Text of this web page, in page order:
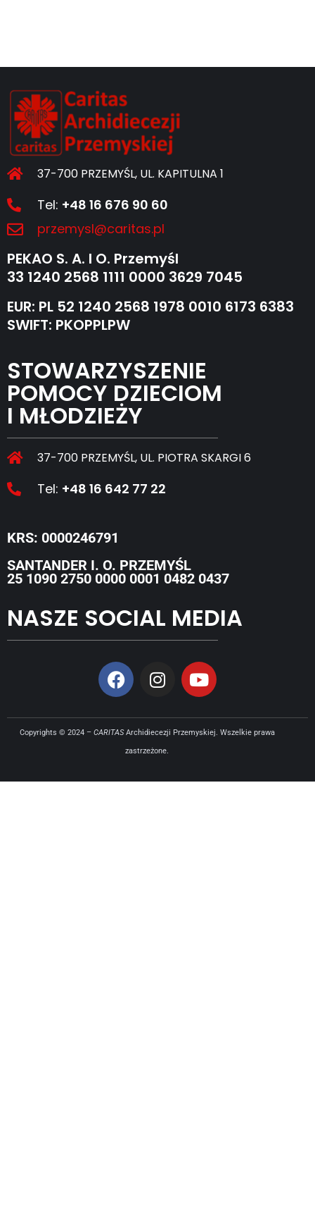
37-700 PRZEMYŚL, UL. KAPITULNA 1
Tel: +48 16 676 90 60
przemysl@caritas.pl
PEKAO S. A. I O. Przemyśl
33 1240 2568 1111 0000 3629 7045
EUR: PL 52 1240 2568 1978 0010 6173 6383
SWIFT: PKOPPLPW
STOWARZYSZENIE
POMOCY DZIECIOM
I MŁODZIEŻY
37-700 PRZEMYŚL, UL. PIOTRA SKARGI 6
Tel: +48 16 642 77 22
KRS: 0000246791
SANTANDER I. O. PRZEMYŚL
25 1090 2750 0000 0001 0482 0437
NASZE SOCIAL MEDIA
Copyrights © 2024 – CARITASArchidiecezji Przemyskiej. Wszelkie prawa
zastrzeżone.